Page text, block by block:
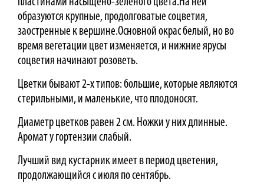
образуются крупные, продолговатые соцветия,
заостренные к вершине.Основной окрас белый, но во
время вегетации цвет изменяется, и нижние ярусы
соцветия начинают розоветь.
Цветки бывают 2-х типов: большие, которые являются
стерильными, и маленькие, что плодоносят.
Диаметр цветков равен 2 см. Ножки у них длинные.
Аромат у гортензии слабый.
Лучший вид кустарник имеет в период цветения,
продолжающийся с июля по сентябрь.